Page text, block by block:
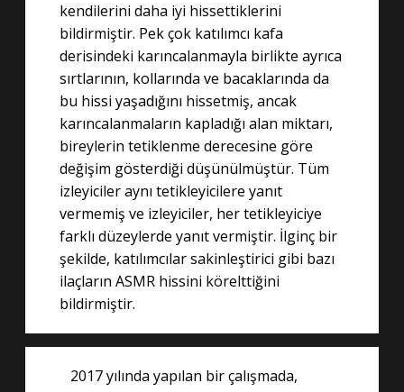
kendilerini daha iyi hissettiklerini
bildirmiştir. Pek çok katılımcı kafa
derisindeki karıncalanmayla birlikte ayrıca
sırtlarının, kollarında ve bacaklarında da
bu hissi yaşadığını hissetmiş, ancak
karıncalanmaların kapladığı alan miktarı,
bireylerin tetiklenme derecesine göre
değişim gösterdiği düşünülmüştür. Tüm
izleyiciler aynı tetikleyicilere yanıt
vermemiş ve izleyiciler, her tetikleyiciye
farklı düzeylerde yanıt vermiştir. İlginç bir
şekilde, katılımcılar sakinleştirici gibi bazı
ilaçların ASMR hissini körelttiğini
bildirmiştir.
2017 yılında yapılan bir çalışmada,